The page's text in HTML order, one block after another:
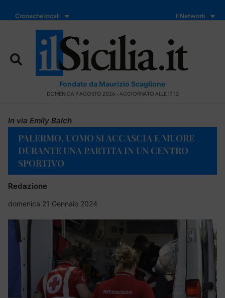
Cronache locali Il Network
Fondato da Maurizio Scaglione
DOMENICA 9 AGOSTO 2026 - AGGIORNATO ALLE 17:12
In via Emily Balch
PALERMO, UOMO SI ACCASCIA E MUORE
DURANTE UNA PARTITA IN UN CENTRO
SPORTIVO
Redazione
domenica 21 Gennaio 2024